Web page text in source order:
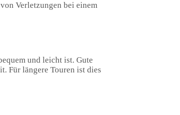
Verletzungen bei einem
und leicht ist. Gute
Für längere Touren ist dies